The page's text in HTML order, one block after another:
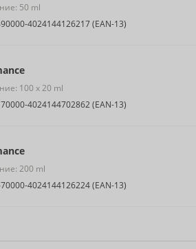
50 ml
-4024144126217 (EAN-13)
100 x 20 ml
-4024144702862 (EAN-13)
200 ml
-4024144126224 (EAN-13)